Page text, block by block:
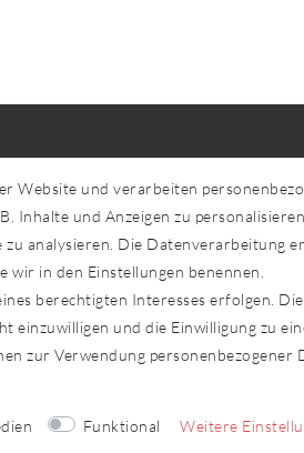
Website und verarbeiten
Inhalte und Anzeigen zu
analysieren. Die Datenverarbeitung
in den Einstellungen benennen.
berechtigten Interesses erfolgen.
einzuwilligen und die Einwilligung zu
zur Verwendung personenbezogener
Funktional Weitere